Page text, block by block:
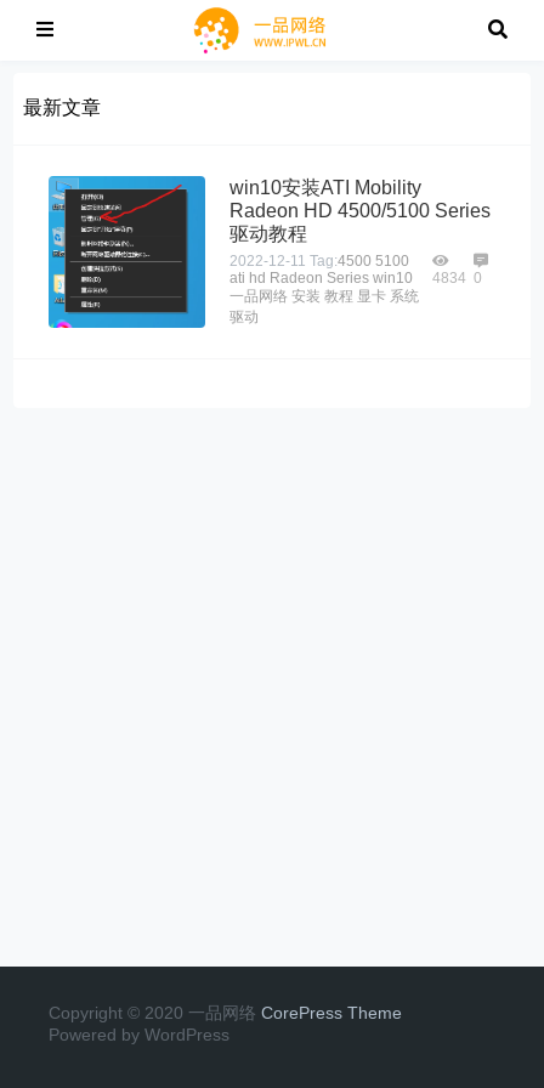
最新文章
win10安装ATI Mobility
Radeon HD 4500/5100 Series
驱动教程
2022-12-11 Tag:4500 5100
ati hd Radeon Series win10
一品网络 安装 教程 显卡 系统
驱动
4834 0
Copyright © 2020 一品网络 CorePress Theme
Powered by WordPress